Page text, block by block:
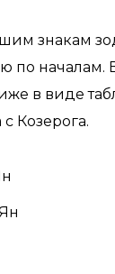
знакам
по
в виде
Козерога.